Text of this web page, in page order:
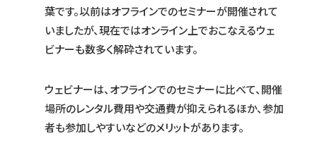
葉です。以前はオフラインでのセミナーが開催されて
いましたが、現在ではオンライン上でおこなえるウェ
ビナーも数多く解砕されています。
ウェビナーは、オフラインでのセミナーに比べて、開催
場所のレンタル費用や交通費が抑えられるほか、参加
者も参加しやすいなどのメリットがあります。